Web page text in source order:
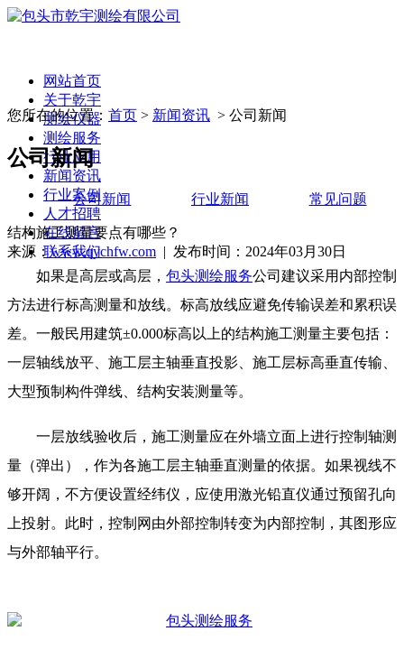
网站首页
关于乾宇
测绘仪器
测绘服务
行业应用
新闻资讯
行业案例
人才招聘
在线留言
联系我们
您所在的位置： 首页 > 新闻资讯 > 公司新闻
公司新闻
公司新闻 行业新闻 常见问题
结构施工测量要点有哪些？
来源：www.qychfw.com | 发布时间：2024年03月30日
如果是高层或高层， 包头测绘服务公司 建议采用内部控制
方法进行标高测量和放线。标高放线应避免传输误差和累积误
差。一般民用建筑±0.000标高以上的结构施工测量主要包括：
一层轴线放平、施工层主轴垂直投影、施工层标高垂直传输、
大型预制构件弹线、结构安装测量等。
一层放线验收后，施工测量应在外墙立面上进行控制轴测
量（弹出），作为各施工层主轴垂直测量的依据。如果视线不
够开阔，不方便设置经纬仪，应使用激光铅直仪通过预留孔向
上投射。此时，控制网由外部控制转变为内部控制，其图形应
与外部轴平行。